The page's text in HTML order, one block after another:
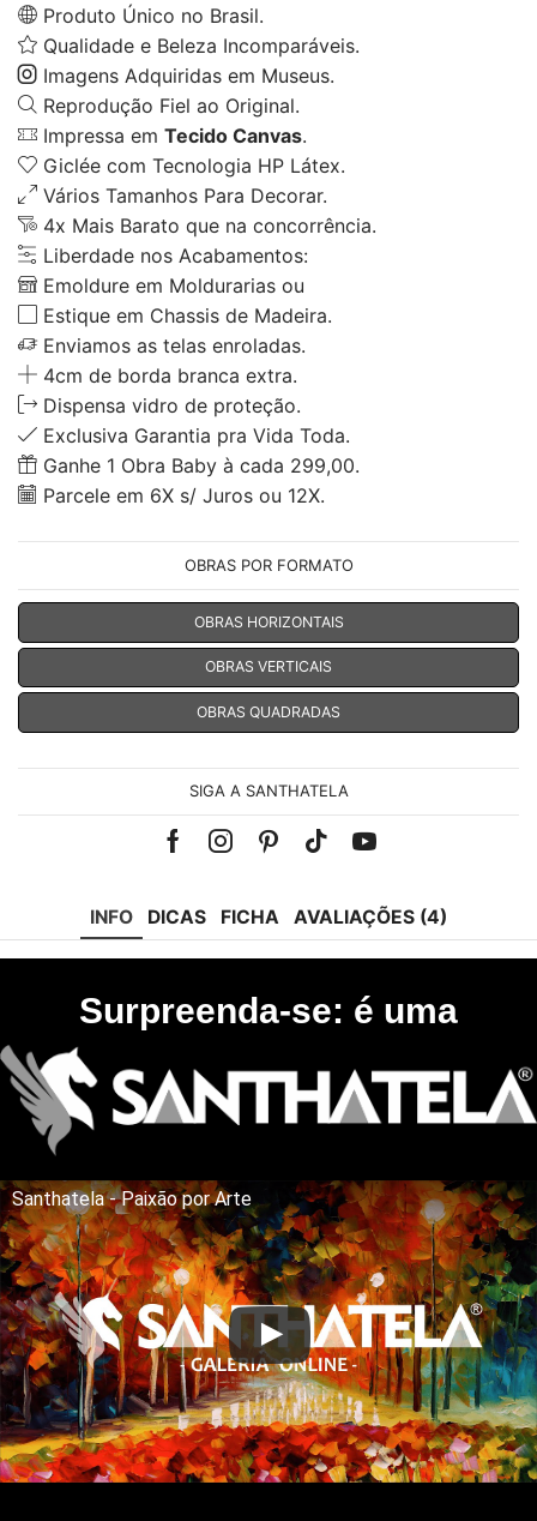
Produto Único no Brasil.
Qualidade e Beleza Incomparáveis.
Imagens Adquiridas em Museus.
Reprodução Fiel ao Original.
Impressa em Tecido Canvas.
Giclée com Tecnologia HP Látex.
Vários Tamanhos Para Decorar.
4x Mais Barato que na concorrência.
Liberdade nos Acabamentos:
Emoldure em Moldurarias ou
Estique em Chassis de Madeira.
Enviamos as telas enroladas.
4cm de borda branca extra.
Dispensa vidro de proteção.
Exclusiva Garantia pra Vida Toda.
Ganhe 1 Obra Baby à cada 299,00.
Parcele em 6X s/ Juros ou 12X.
OBRAS POR FORMATO
OBRAS HORIZONTAIS
OBRAS VERTICAIS
OBRAS QUADRADAS
SIGA A SANTHATELA
Facebook
Instagram
Pinterest
Tik-Youtube
INFO DICAS FICHA AVALIAÇÕES (4)
Surpreenda-se: é uma
Santhatela - Paixão por Arte